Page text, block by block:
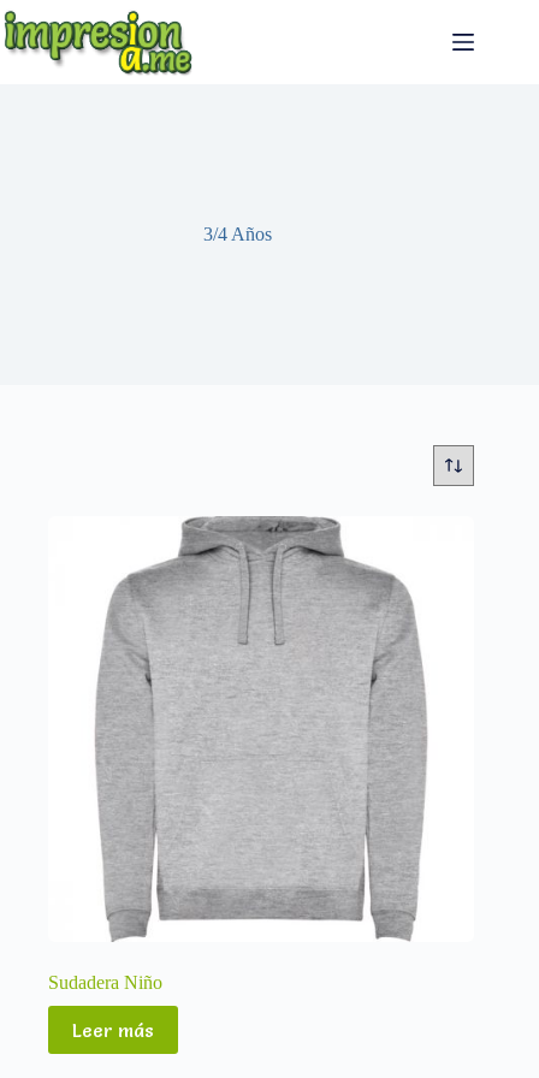
Saltar
al
contenido
3/4 Años
Sudadera Niño
Leer más